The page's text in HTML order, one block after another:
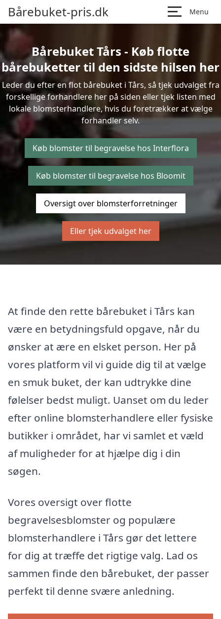
Bårebuket-pris.dk Menu
Bårebuket Tårs - Køb flotte
bårebuketter til den sidste hilsen her
Leder du efter en flot bårebuket i Tårs, så tjek udvalget fra
forskellige forhandlere her på siden eller tjek listen med
lokale blomsterhandlere, hvis du foretrækker at vælge
forhandler selv.
Køb blomster til begravelse hos Interflora
Køb blomster til begravelse hos Bloomit
Oversigt over blomsterforretninger
Eller tjek udvalget her
At finde den rette bårebuket i Tårs kan
være en betydningsfuld opgave, når du
ønsker at ære en elsket person. Her på
vores platform vil vi guide dig til at vælge
en smuk buket, der kan udtrykke dine
følelser bedst muligt. Uanset om du leder
efter online blomsterhandlere eller fysiske
butikker i området, har vi samlet et væld
af muligheder for at hjælpe dig i din
søgen.
Vores oversigt over flotte
begravelsesblomster og populære
blomsterhandlere i Tårs gør det lettere
for dig at træffe det rigtige valg. Lad os
sammen finde den bårebuket, der passer
perfekt til denne svære anledning.